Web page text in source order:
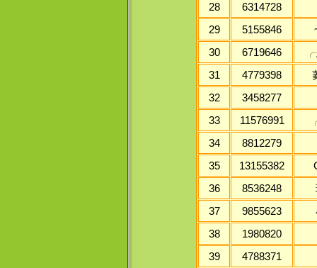
28
6314728
29
5155846
30
6719646
31
4779398
32
3458277
33
11576991
34
8812279
35
13155382
36
8536248
37
9855623
38
1980820
39
4788371